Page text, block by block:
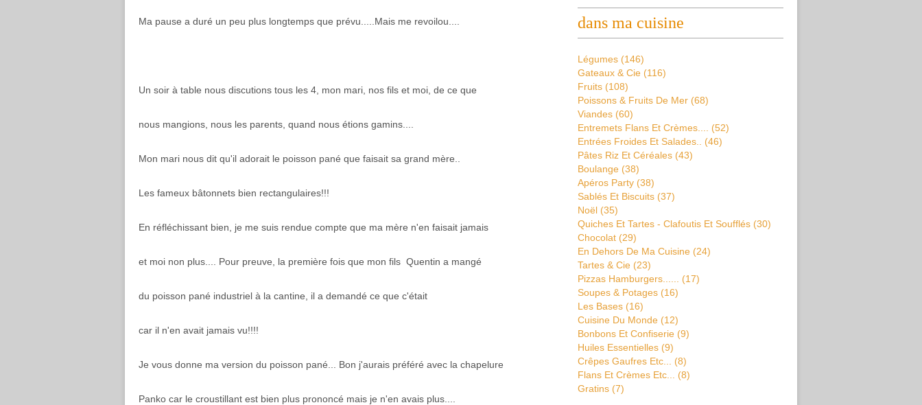
Ma pause a duré un peu plus longtemps que prévu.....Mais me revoilou....
Un soir à table nous discutions tous les 4, mon mari, nos fils et moi, de ce que
nous mangions, nous les parents, quand nous étions gamins....
Mon mari nous dit qu'il adorait le poisson pané que faisait sa grand mère..
Les fameux bâtonnets bien rectangulaires!!!
En réfléchissant bien, je me suis rendue compte que ma mère n'en faisait jamais
et moi non plus.... Pour preuve, la première fois que mon fils Quentin a mangé
du poisson pané industriel à la cantine, il a demandé ce que c'était
car il n'en avait jamais vu!!!!
Je vous donne ma version du poisson pané... Bon j'aurais préféré avec la chapelure
Panko car le croustillant est bien plus prononcé mais je n'en avais plus....
dans ma cuisine
Légumes (146)
Gateaux & Cie (116)
Fruits (108)
Poissons & Fruits De Mer (68)
Viandes (60)
Entremets Flans Et Crèmes....
(52)
Entrées Froides Et Salades..
(46)
Pâtes Riz Et Céréales (43)
Boulange (38)
Apéros Party (38)
Sablés Et Biscuits (37)
Noël (35)
Quiches Et Tartes - Clafoutis Et Soufflés (30)
Chocolat (29)
En Dehors De Ma Cuisine (24)
Tartes & Cie (23)
Pizzas Hamburgers......
(17)
Soupes & Potages (16)
Les Bases (16)
Cuisine Du Monde (12)
Bonbons Et Confiserie (9)
Huiles Essentielles (9)
Crêpes Gaufres Etc...
(8)
Flans Et Crèmes Etc...
(8)
Gratins (7)